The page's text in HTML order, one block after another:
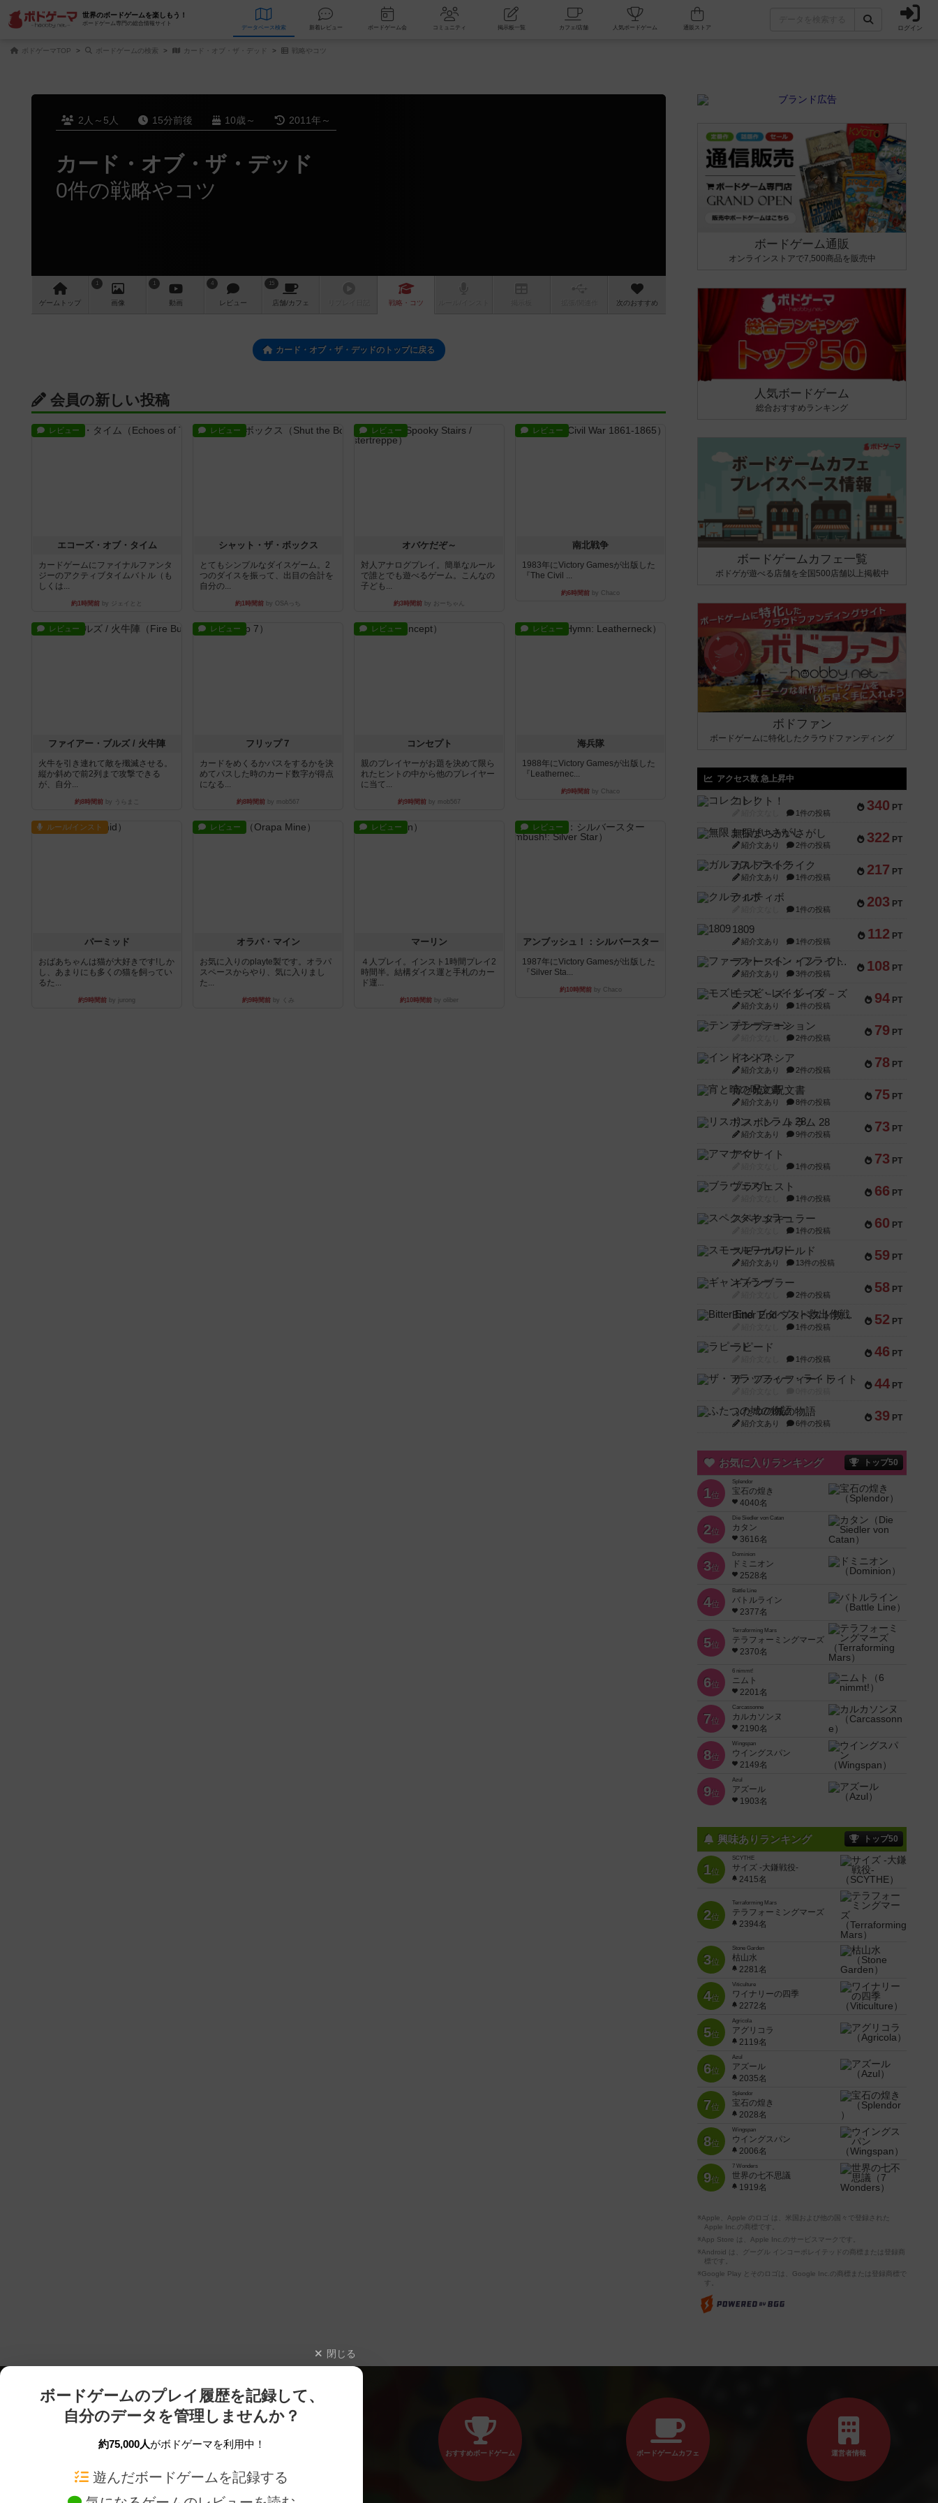
世界のボードゲームを楽しもう！
ボードゲーム専門の総合情報サイト
データベース 検索 新着レビュー ボードゲーム会 コミュニティ 掲示板一覧 カフェ/店舗 人気ボードゲーム ログイン
ボドゲーマTOP ボードゲームの検索 カード・オブ・ザ・デッド 戦略やコツ
2人～5人 15分前後 10歳～ 2011年～
カード・オブ・ザ・デッド
0件の戦略やコツ
ゲーム トップ
1
画像
1
動画
4
レビュー
15
店舗/カフェ 戦略 ・コツ 次のおすすめ
カード・オブ・ザ・デッドのトップに戻る
会員の新しい投稿
レビュー
エコーズ・オブ・タイム
カードゲームにファイナルファンタ
ジーのアクティブタイムバトル（も
しくは...
約1時間前 by ジェイとと
レビュー
シャット・ザ・ボックス
とてもシンプルなダイスゲーム。2
つのダイスを振って、出目の合計を
自分の...
約1時間前 by OSAっち
レビュー
オバケだぞ～
対人アナログプレイ。簡単なルール
で誰とでも遊べるゲーム。こんなの
子ども...
約3時間前 by おーちゃん
レビュー
南北戦争
1983年にVictory Gamesが出版した
『The Civil ...
約6時間前 by Chaco
レビュー
ファイアー・ブルズ / 火牛陣
火牛を引き連れて敵を殲滅させる。
縦か斜めで前2列まで攻撃できる
が、自分...
約8時間前by うらまこ
レビュー
フリップ７
カードをめくるかパスをするかを決
めてパスした時のカード数字が得点
になる...
約8時間前 by mob567
レビュー
コンセプト
親のプレイヤーがお題を決めて限ら
れたヒントの中から他のプレイヤー
に当て...
約9時間前 by mob567
レビュー
海兵隊
1988年にVictory Gamesが出版した
『Leathernec...
約9時間前 by Chaco
ルール/インスト
パーミッド
おばあちゃんは猫が大好きです!しか
し、あまりにも多くの猫を飼ってい
るた...
約9時間前 by jurong
レビュー
オラパ・マイン
お気に入りのplayte製です。オラパ
スペースからやり、気に入りまし
た...
約9時間前by くみ
レビュー
マーリン
４人プレイ。インスト1時間プレイ2
時間半。結構ダイス運と手札のカー
ド運...
約10時間前 by oliber
レビュー
アンブッシュ！：シルバースター
1987年にVictory Gamesが出版した
『Silver Sta...
約10時間前by Chaco
ボードゲーム通販
オンラインストアで7,500商品を販売中
人気ボードゲーム
総合おすすめランキング
ボードゲームカフェ一覧
ボドゲが遊べる店舗を全国500店舗以上掲載中
ボドファン
ボードゲームに特化したクラウドファンディング
アクセス数 急上昇中
340 PT
コレクト！
1件の投稿
322 PT
無限まちがいさがし
紹介文あり 2件の投稿
217 PT
ガルフストライク
紹介文あり 1件の投稿
203 PT
クルティボ
1件の投稿
112 PT
1809
紹介文あり 1件の投稿
108 PT
ファースト・イン・フライト
紹介文あり 3件の投稿
94 PT
モズビ－ズ・レイダ－ズ
紹介文あり 1件の投稿
79 PT
テンプテーション
2件の投稿
78 PT
インドネシア
紹介文あり 2件の投稿
75 PT
宵と暁の呪文書
紹介文あり 8件の投稿
73 PT
リスボン・トラム 28
紹介文あり 9件の投稿
73 PT
アマナイト
1件の投稿
66 PT
ブラヴェスト
1件の投稿
60 PT
スペクタキュラー
1件の投稿
59 PT
スモールワールド
紹介文あり 13件の投稿
58 PT
ギャンブラー
2件の投稿
52 PT
Bitter End ブタペスト救出作戦
1件の投稿
46 PT
ラピード
1件の投稿
44 PT
ザ・フラッフィー・ライト
39 PT
ふたつの城の物語
紹介文あり 6件の投稿
お気に入りランキング トップ50
1位
Splendor
宝石の煌き
4040名
2位
Die Siedler von Catan
カタン
3616名
3位
Dominion
ドミニオン
2528名
4位
Battle Line
バトルライン
2377名
5位
Terraforming Mars
テラフォーミングマーズ
2370名
6位
6 nimmt!
ニムト
2201名
7位
Carcassonne
カルカソンヌ
2190名
8位
Wingspan
ウイングスパン
2149名
9位
Azul
アズール
1903名
興味ありランキング トップ50
1位
SCYTHE
サイズ -大鎌戦役-
2415名
2位
Terraforming Mars
テラフォーミングマーズ
2394名
3位
Stone Garden
枯山水
2281名
4位
Viticulture
ワイナリーの四季
2272名
5位
Agricola
アグリコラ
2119名
6位
Azul
アズール
2035名
7位
Splendor
宝石の煌き
2028名
8位
Wingspan
ウイングスパン
2006名
9位
7 Wonders
世界の七不思議
1919名
※Apple、Apple のロゴ は、米国および他の国々で登録された
Apple Inc.の商標です。
※App Store は、Apple Inc.のサービスマークです。
※Android は、グーグル インコーポレイテッドの商標または登録商
標です。
※Google Play とそのロゴは、Google Inc.の商標または登録商標で
す。
閉じる
ボードゲームのプレイ履歴を記録して、
自分のデータを管理しませんか？
約75,000人がボドゲーマを利用中！
遊んだボードゲームを記録する
おすすめボードゲーム ボードゲームカフェ 運営者情報